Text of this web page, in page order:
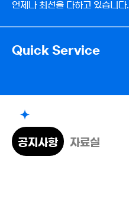
언제나 최선을 다하고 있습니다.
Quick Service
공지사항 자료실